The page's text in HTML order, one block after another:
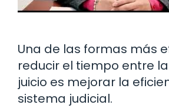
Una de las formas más
reducir el tiempo entre
juicio es mejorar la
sistema judicial.